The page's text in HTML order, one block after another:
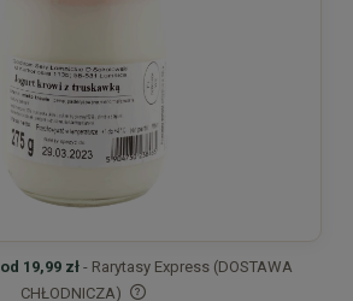
od 19,99 zł - Rarytasy Express (DOSTAWA
CHŁODNICZA)